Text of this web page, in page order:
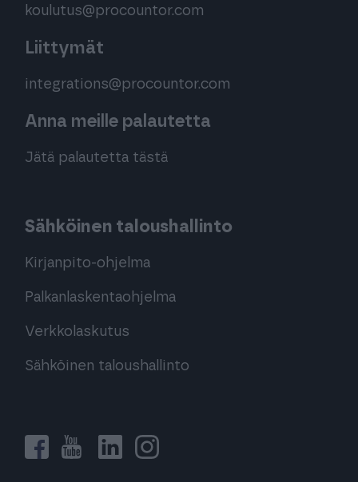
koulutus@procountor.com
Liittymät
integrations@procountor.com
Anna meille palautetta
Jätä palautetta tästä
Sähköinen taloushallinto
Kirjanpito-ohjelma
Palkanlaskentaohjelma
Verkkolaskutus
Sähköinen taloushallinto